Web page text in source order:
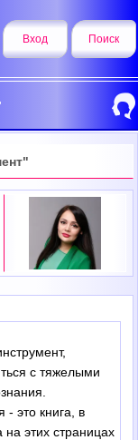
Вход Поиск
с тяжелыми
- это книга, в
этих страницах